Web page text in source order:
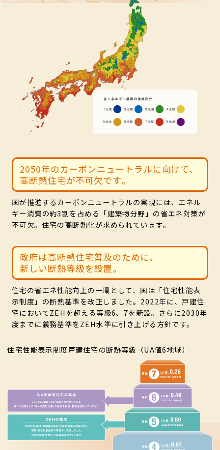
2050年のカーボンニュートラルに向けて､
高断熱住宅が不可欠です｡
国が推進するカーボンニュートラルの実現には、エネル
ギー消費の約3割を占める「建築物分野」の省エネ対策が
不可欠。住宅の高断熱化が求められています。
政府は高断熱住宅普及のために､
新しい断熱等級を設置｡
住宅の省エネ性能向上の一環として、国は「住宅性能表
示制度」の断熱基準を改正しました。2022年に、戸建住
宅においてZEHを超える等級6、7を新設。さらに2030年
度までに義務基準をZEH水準に引き上げる方針です。
住宅性能表示制度戸建住宅の断熱等級（UA値6地域）